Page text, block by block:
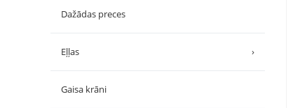
Dažādas preces
Eļļas ›
Gaisa krāni